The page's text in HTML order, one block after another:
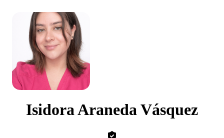
Isidora Araneda Vásquez